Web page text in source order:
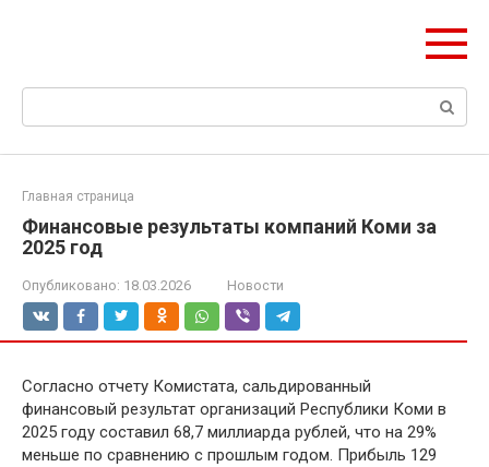
Поиск:
Главная страница
Финансовые результаты компаний Коми за
2025 год
Опубликовано: 18.03.2026 Новости
Согласно отчету Комистата, сальдированный
финансовый результат организаций Республики Коми в
2025 году составил 68,7 миллиарда рублей, что на 29%
меньше по сравнению с прошлым годом. Прибыль 129